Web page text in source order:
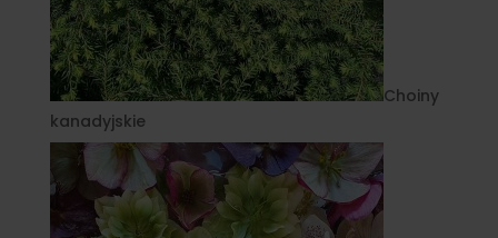
Choiny
kanadyjskie